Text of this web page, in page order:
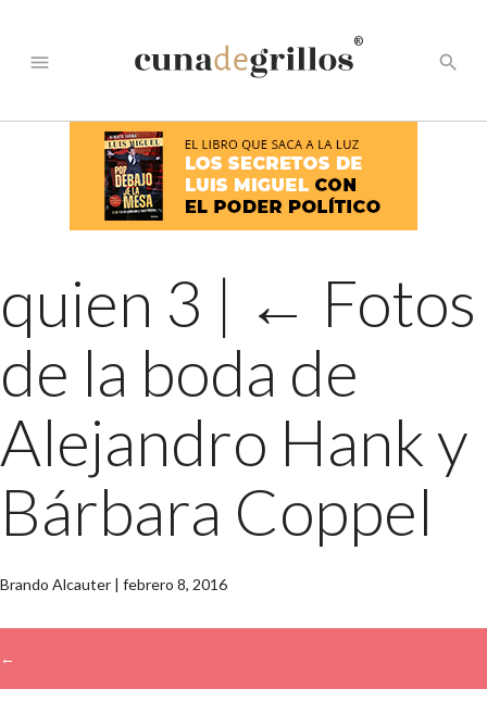
menu
®
search
quien 3 | ← Fotos
de la boda de
Alejandro Hank y
Bárbara Coppel
Brando Alcauter | febrero 8, 2016
←